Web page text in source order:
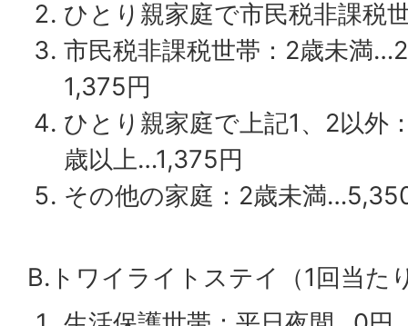
ひとり親家庭で市民税非課税
市民税非課税世帯：2歳未満
1,375円
ひとり親家庭で上記1、2以外
歳以上…1,375円
その他の家庭：2歳未満
B.トワイライトステイ（1回当た